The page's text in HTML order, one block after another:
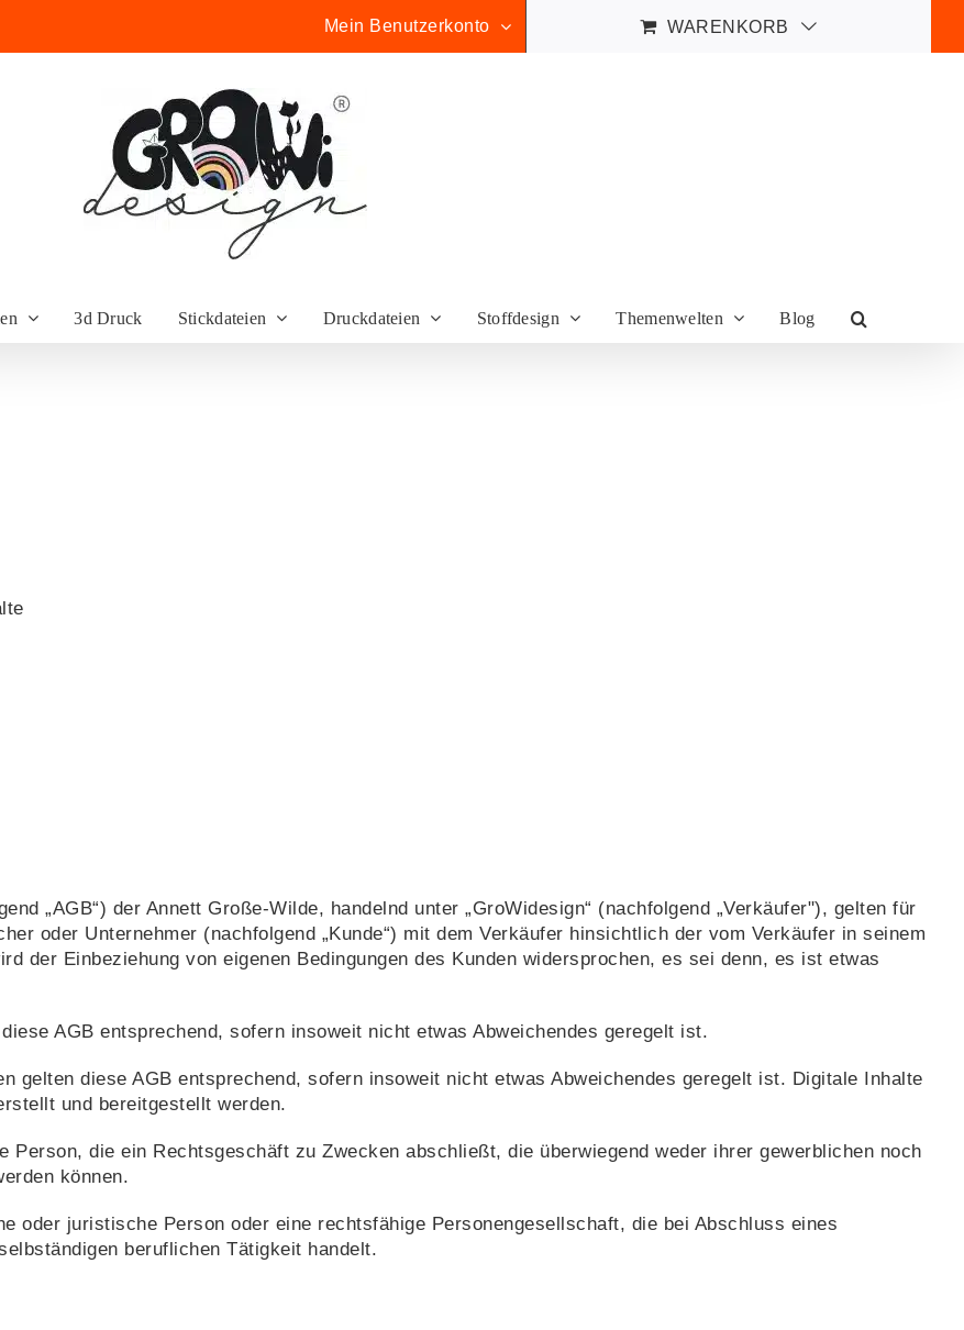
Mein Benutzerkonto WARENKORB
3d Druck Stickdateien Druckdateien Stoffdesign Themenwelten Blog
„AGB“) der Annett Große-Wilde, handelnd unter „GroWidesign“ (nachfolgend „Verkäufer"), gelten für
oder Unternehmer (nachfolgend „Kunde“) mit dem Verkäufer hinsichtlich der vom Verkäufer in seinem
der Einbeziehung von eigenen Bedingungen des Kunden widersprochen, es sei denn, es ist etwas
AGB entsprechend, sofern insoweit nicht etwas Abweichendes geregelt ist.
gelten diese AGB entsprechend, sofern insoweit nicht etwas Abweichendes geregelt ist. Digitale Inhalte
und bereitgestellt werden.
die ein Rechtsgeschäft zu Zwecken abschließt, die überwiegend weder ihrer gewerblichen noch
können.
oder juristische Person oder eine rechtsfähige Personengesellschaft, die bei Abschluss eines
beruflichen Tätigkeit handelt.